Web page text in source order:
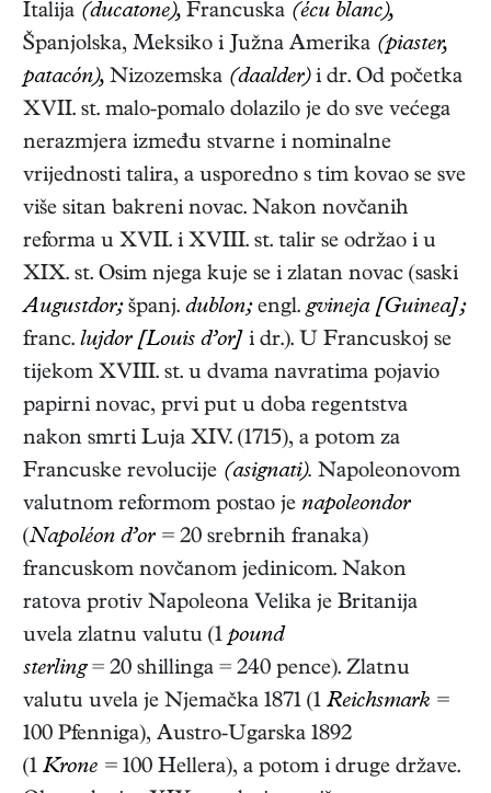
Italija (ducatone), Francuska (écu blanc),
Španjolska, Meksiko i Južna Amerika (piaster,
patacón), Nizozemska (daalder)i dr. Od početka
XVII. st. malo-pomalo dolazilo je do sve većega
nerazmjera između stvarne i nominalne
vrijednosti talira, a usporedno s tim kovao se sve
više sitan bakreni novac. Nakon novčanih
reforma u XVII. i XVIII. st. talir se održao i u
XIX. st. Osim njega kuje se i zlatan novac (saski
Augustdor;španj. dublon;engl.gvineja [Guinea];
franc. lujdor [Louis d’or] i dr.). U Francuskoj se
tijekom XVIII. st. u dvama navratima pojavio
papirni novac, prvi put u doba regentstva
nakon smrti Luja XIV. (1715), a potom za
Francuske revolucije (asignati). Napoleonovom
valutnom reformom postao je napoleondor
(Napoléon d’or = 20 srebrnih franaka)
francuskom novčanom jedinicom. Nakon
ratova protiv Napoleona Velika je Britanija
uvela zlatnu valutu (1 pound
sterling= 20 shillinga = 240 pence). Zlatnu
valutu uvela je Njemačka 1871 (1 Reichsmark =
100 Pfenniga), Austro-Ugarska 1892
(1 Krone = 100 Hellera), a potom i druge države.